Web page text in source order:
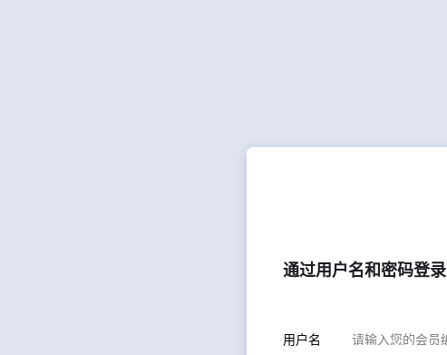
通过用户名和密码登录
用户名